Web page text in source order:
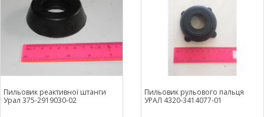
Пильовик реактивної штанги
Урал 375-2919030-02
Пильовик рульового пальця
УРАЛ 4320-3414077-01